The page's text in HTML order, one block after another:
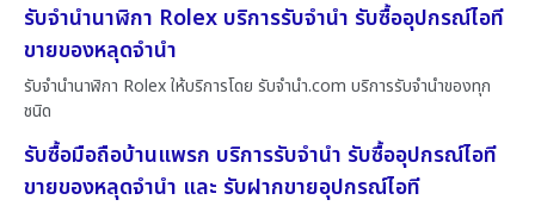
รับจำนำนาฬิกา Rolex บริการรับจำนำ รับซื้ออุปกรณ์ไอที
ขายของหลุดจำนำ
รับจำนำนาฬิกา Rolex ให้บริการโดย รับจํานํา.com บริการรับจำนำของทุก
ชนิด
รับซื้อมือถือบ้านแพรก บริการรับจำนำ รับซื้ออุปกรณ์ไอที
ขายของหลุดจำนำ และ รับฝากขายอุปกรณ์ไอที